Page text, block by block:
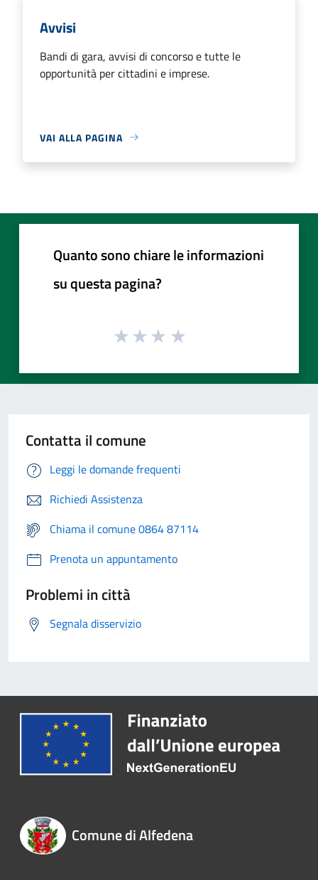
Avvisi
Bandi di gara, avvisi di concorso e tutte le
opportunità per cittadini e imprese.
VAI ALLA PAGINA
Quanto sono chiare le informazioni
su questa pagina?
Contatta il comune
Leggi le domande frequenti
Richiedi Assistenza
Chiama il comune 0864 87114
Prenota un appuntamento
Problemi in città
Segnala disservizio
Comune di Alfedena